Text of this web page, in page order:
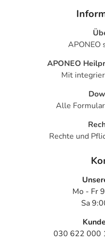
- Schläfrigkeit
- Schlafstörungen
-
- Anstieg der Nierenwerte
APONEO
APONEO
Mit
Alle
Rechte und
Mo - Fr
Sa
030 622 000